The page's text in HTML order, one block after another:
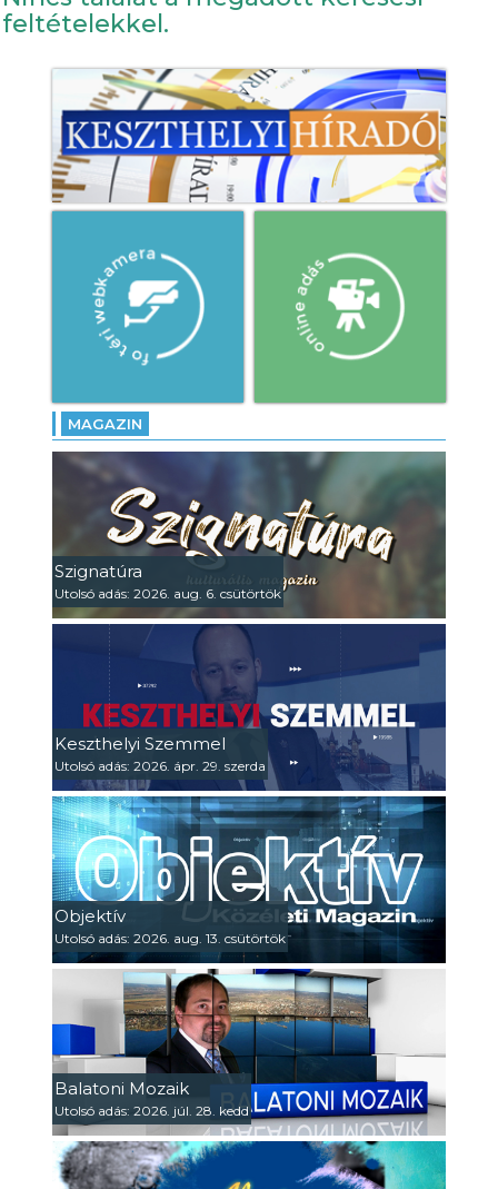
feltételekkel.
MAGAZIN
Szignatúra
Utolsó adás: 2026. aug. 6. csütörtök
Keszthelyi Szemmel
Utolsó adás: 2026. ápr. 29. szerda
Objektív
Utolsó adás: 2026. aug. 13. csütörtök
Balatoni Mozaik
Utolsó adás: 2026. júl. 28. kedd